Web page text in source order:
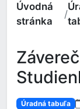
Úvodná
stránka
/
Úradná tabuľa